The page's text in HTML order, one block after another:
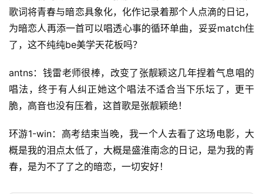
歌词将青春与暗恋具象化，化作记录着那个人点滴的日记，
为暗恋人再添一首可以唱透心事的循环单曲，妥妥match住
了，这不纯纯be美学天花板吗？
antns：钱雷老师很棒，改变了张靓颖这几年捏着气息唱的
唱法，终于有人纠正她这个唱法不适合当下乐坛了，更干
脆，高音也没有压着，这首歌是张靓颖绝！
环游1-win：高考结束当晚，我一个人去看了这场电影，大
概是我的泪点太低了，大概是盛淮南念的日记，是为我的青
春，是为不了了之的暗恋，一切安好！